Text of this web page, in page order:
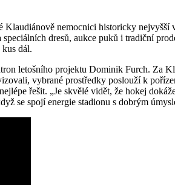
nemocnici historicky
dresů, aukce puků i tradiční
dál.
letošního projektu Dominik Furch. Za
vybrané prostředky poslouží k
řešit. „Je skvělé vidět, že hokej
se spojí energie stadionu s dobrým